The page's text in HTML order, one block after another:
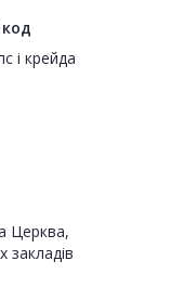
і крейда
Церква,
закладів